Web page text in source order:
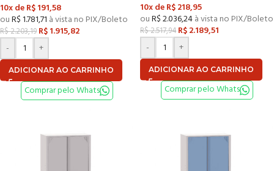
10x deR$191,58
ouR$1.781,71 à vista no PIX/Boleto
R$2.203,19 R$1.915,82
-
+
ADICIONAR AO CARRINHO
Comprar pelo Whats
10x deR$218,95
ouR$2.036,24à vista no PIX/Boleto
R$2.517,94 R$2.189,51
-
+
ADICIONAR AO CARRINHO
Comprar pelo Whats